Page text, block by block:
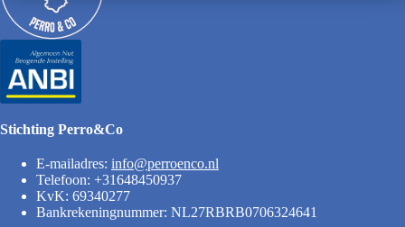
Stichting Perro&Co
E-mailadres: info@perroenco.nl
Telefoon: +31648450937
KvK: 69340277
Bankrekeningnummer: NL27RBRB0706324641